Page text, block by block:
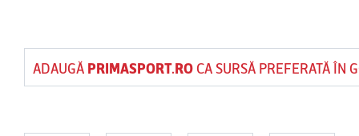
ADAUGĂ PRIMASPORT.ROCA SURSĂ PREFERATĂ ÎN